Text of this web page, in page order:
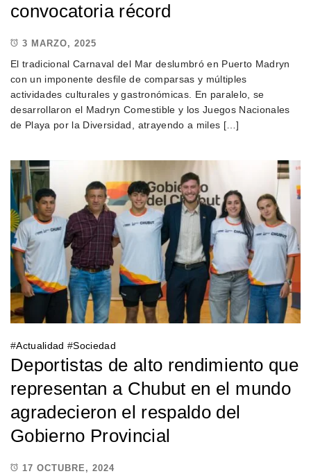
convocatoria récord
3 MARZO, 2025
El tradicional Carnaval del Mar deslumbró en Puerto Madryn
con un imponente desfile de comparsas y múltiples
actividades culturales y gastronómicas. En paralelo, se
desarrollaron el Madryn Comestible y los Juegos Nacionales
de Playa por la Diversidad, atrayendo a miles […]
#Actualidad #Sociedad
Deportistas de alto rendimiento que
representan a Chubut en el mundo
agradecieron el respaldo del
Gobierno Provincial
17 OCTUBRE, 2024